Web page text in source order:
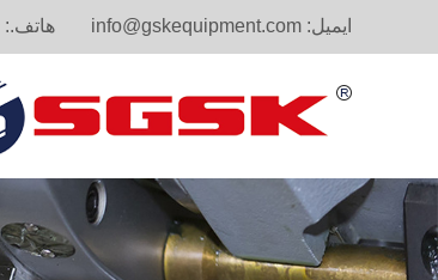
ايميل: info@gskequipment.com هاتف.: